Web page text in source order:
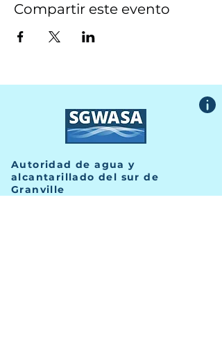
Compartir este evento
Autoridad de agua y
alcantarillado del sur de
Granville